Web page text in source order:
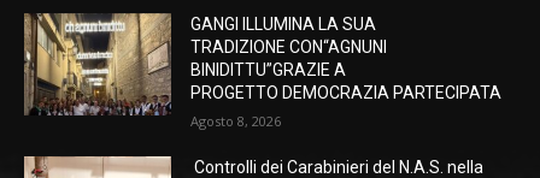
GANGI ILLUMINA LA SUA
TRADIZIONE CON“AGNUNI
BINIDITTU”GRAZIE A
PROGETTO DEMOCRAZIA PARTECIPATA
Agosto 8, 2026
Controlli dei Carabinieri del N.A.S. nella